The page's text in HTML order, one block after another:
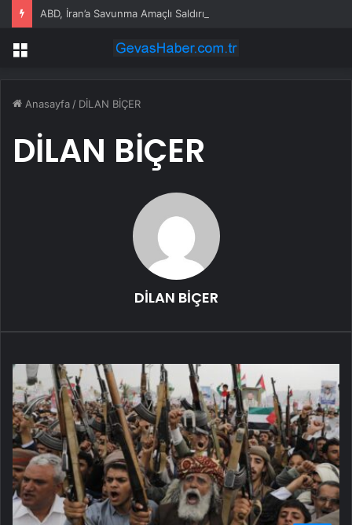
ABD, İran’a Savunma Amaçlı Saldırılar Düzenledi
Menü
Anasayfa / DİLAN BİÇER
DİLAN BİÇER
DİLAN BİÇER